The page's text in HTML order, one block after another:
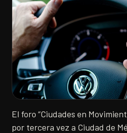
El foro “Ciudades en
por tercera vez a Ciudad de